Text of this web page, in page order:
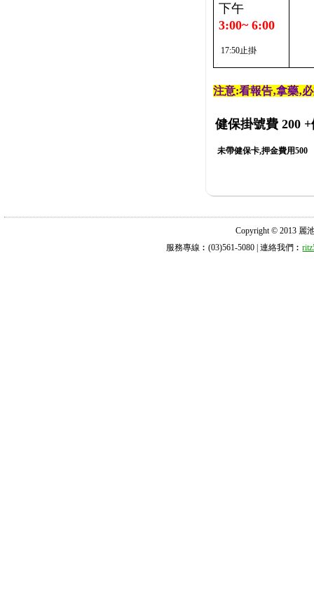
下午
3:00~ 6:00
17:50止掛
注意:看報告‚拿藥‚
健保掛號費 200 +
未帶健保卡,押金費用500
Copyright © 2013 麗
服務專線︰(03)561-5080 | 連絡我們︰